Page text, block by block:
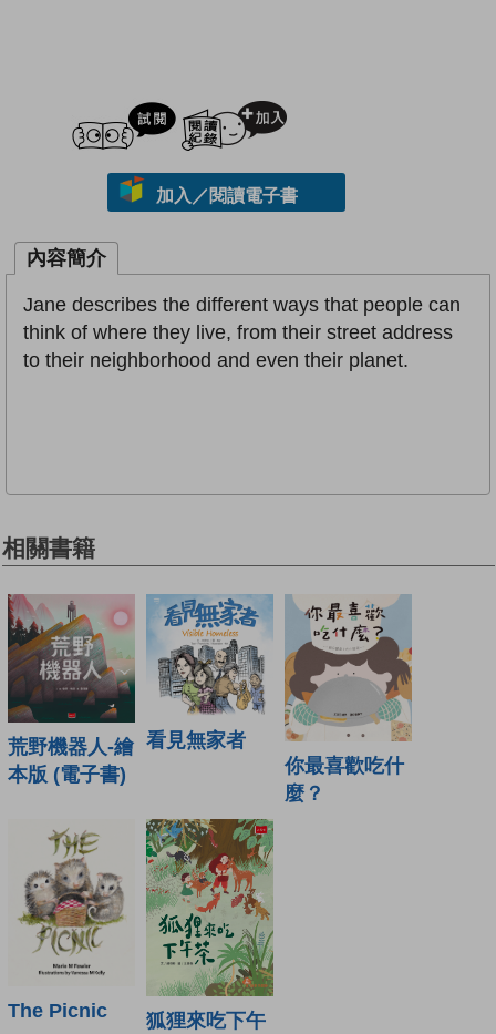
試閲
加入／閱讀電子書
內容簡介
Jane describes the different ways that people can
think of where they live, from their street address
to their neighborhood and even their planet.
相關書籍
荒野機器人-繪
本版 (電子書)
看見無家者
你最喜歡吃什
麼？
The Picnic 狐狸來吃下午